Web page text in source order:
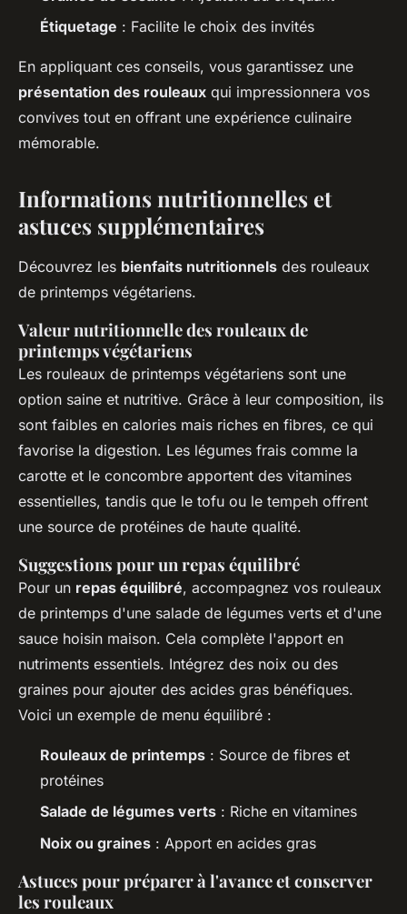
Étiquetage : Facilite le choix des invités
En appliquant ces conseils, vous garantissez une
présentation des rouleaux qui impressionnera vos
convives tout en offrant une expérience culinaire
mémorable.
Informations nutritionnelles et
astuces supplémentaires
Découvrez les bienfaits nutritionnels des rouleaux
de printemps végétariens.
Valeur nutritionnelle des rouleaux de
printemps végétariens
Les rouleaux de printemps végétariens sont une
option saine et nutritive. Grâce à leur composition, ils
sont faibles en calories mais riches en fibres, ce qui
favorise la digestion. Les légumes frais comme la
carotte et le concombre apportent des vitamines
essentielles, tandis que le tofu ou le tempeh offrent
une source de protéines de haute qualité.
Suggestions pour un repas équilibré
Pour un repas équilibré, accompagnez vos rouleaux
de printemps d'une salade de légumes verts et d'une
sauce hoisin maison. Cela complète l'apport en
nutriments essentiels. Intégrez des noix ou des
graines pour ajouter des acides gras bénéfiques.
Voici un exemple de menu équilibré :
Rouleaux de printemps : Source de fibres et
protéines
Salade de légumes verts : Riche en vitamines
Noix ou graines : Apport en acides gras
Astuces pour préparer à l'avance et conserver
les rouleaux